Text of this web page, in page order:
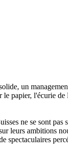
un
papier, l'écurie
ne se sont
leurs ambitions
spectaculaires